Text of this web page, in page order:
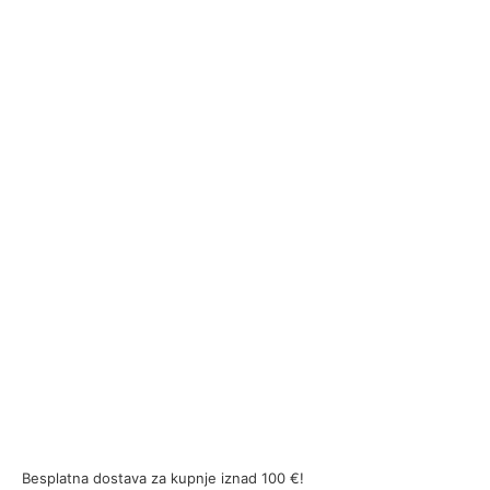
Besplatna dostava za kupnje iznad 100 €!